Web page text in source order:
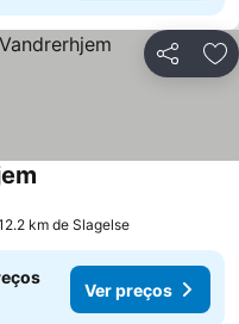
Partilhar
km de Slagelse
Ver preços